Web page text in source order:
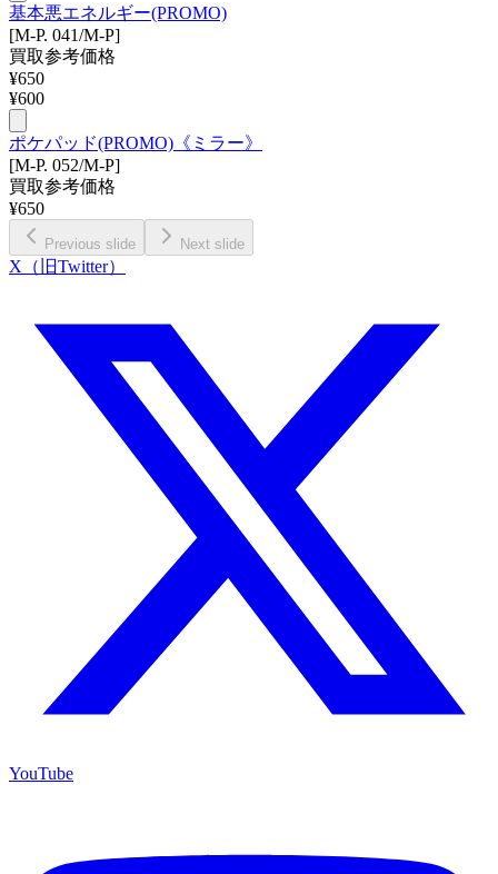
基本悪エネルギー(PROMO)
[M-P. 041/M-P]
買取参考価格
¥650
¥600
ポケパッド(PROMO)《ミラー》
[M-P. 052/M-P]
買取参考価格
¥650
Previous slide Next slide
X（旧Twitter）
YouTube